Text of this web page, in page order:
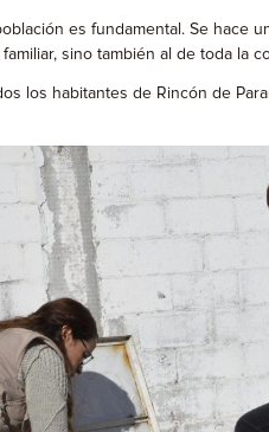
es fundamental. Se hace
sino también al de toda la
los habitantes de Rincón de